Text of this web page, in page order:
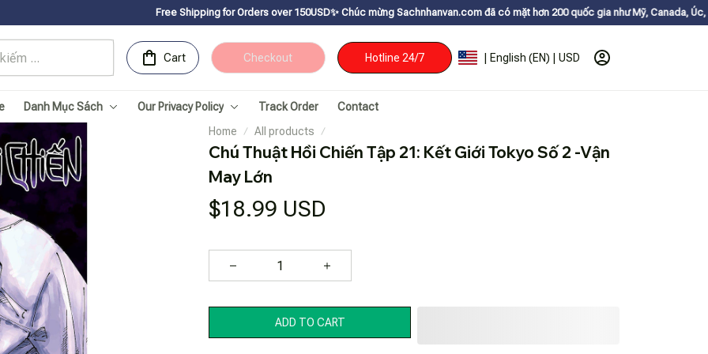
Free Shipping for Orders over 150USDㅤ✨ Chúc mừng Sachnhanvan.com đã có mặt hơn 200 quốc gia như Mỹ, Canada, Úc, Nhật, Hàn, và
Cart Checkout Hotline 24/7 | English (EN) | USD
Danh Mục Sách Our Privacy Policy Track Order
Contact
Home
All products
Chú Thuật Hồi Chiến Tập 21: Kết Giới Tokyo Số 2 -Vận
May Lớn
$18.99 USD
ADD TO CART